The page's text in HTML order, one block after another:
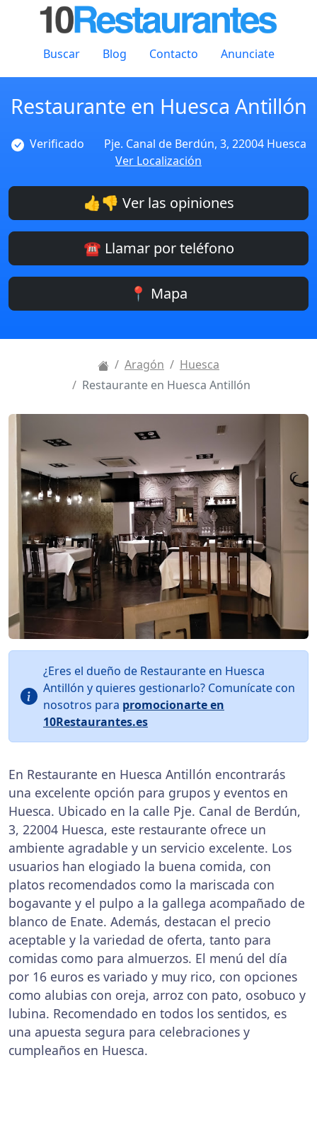
Buscar Blog Contacto Anunciate
Restaurante en Huesca Antillón
Verificado
Pje. Canal de Berdún, 3, 22004 Huesca
Ver Localización
👍👎 Ver las opiniones
☎️ Llamar por teléfono
📍 Mapa
Aragón
Huesca
Restaurante en Huesca Antillón
¿Eres el dueño de Restaurante en Huesca
Antillón y quieres gestionarlo? Comunícate con
nosotros para promocionarte en
10Restaurantes.es
En Restaurante en Huesca Antillón encontrarás
una excelente opción para grupos y eventos en
Huesca. Ubicado en la calle Pje. Canal de Berdún,
3, 22004 Huesca, este restaurante ofrece un
ambiente agradable y un servicio excelente. Los
usuarios han elogiado la buena comida, con
platos recomendados como la mariscada con
bogavante y el pulpo a la gallega acompañado de
blanco de Enate. Además, destacan el precio
aceptable y la variedad de oferta, tanto para
comidas como para almuerzos. El menú del día
por 16 euros es variado y muy rico, con opciones
como alubias con oreja, arroz con pato, osobuco y
lubina. Recomendado en todos los sentidos, es
una apuesta segura para celebraciones y
cumpleaños en Huesca.